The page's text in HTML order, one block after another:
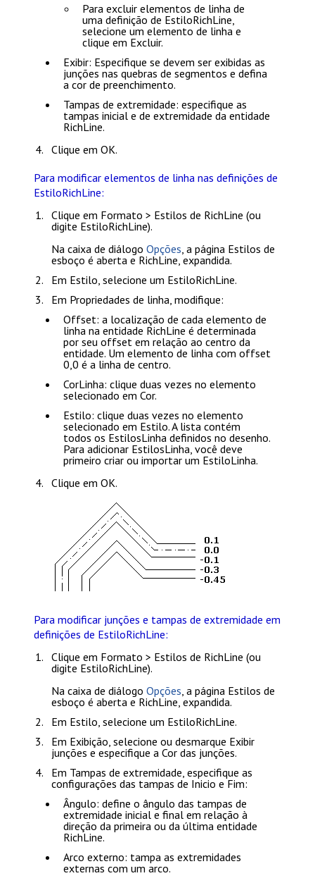
Para excluir elementos de linha de
uma definição de EstiloRichLine,
selecione um elemento de linha e
clique em Excluir.
Exibir: Especifique se devem ser exibidas as
junções nas quebras de segmentos e defina
a cor de preenchimento.
Tampas de extremidade: especifique as
tampas inicial e de extremidade da entidade
RichLine.
Clique emOK.
Para modificar elementos de linha nas definições de
EstiloRichLine:
Clique em Formato > Estilos de RichLine (ou
digite EstiloRichLine).
Na caixa de diálogoOpções , a página Estilos de
esboço é aberta e RichLine , expandida.
Em Estilo , selecione um EstiloRichLine.
Em Propriedades de linha , modifique:
Offset: a localização de cada elemento de
linha na entidade RichLine é determinada
por seu offset em relação ao centro da
entidade. Um elemento de linha com offset
0,0 é a linha de centro.
CorLinha: clique duas vezes no elemento
selecionado em Cor.
Estilo: clique duas vezes no elemento
selecionado em Estilo. A lista contém
todos os EstilosLinha definidos no desenho.
Para adicionar EstilosLinha, você deve
primeiro criar ou importar um EstiloLinha.
Clique emOK.
Para modificar junções e tampas de extremidade em
definições de EstiloRichLine:
Clique em Formato > Estilos de RichLine (ou
digite EstiloRichLine).
Na caixa de diálogoOpções, a página Estilos de
esboço é aberta e RichLine, expandida.
Em Estilo, selecione um EstiloRichLine.
Em Exibição, selecione ou desmarque Exibir
junções e especifique aCor das junções.
Em Tampas de extremidade, especifique as
configurações das tampas de Inicio e Fim:
Ângulo: define o ângulo das tampas de
extremidade inicial e final em relação à
direção da primeira ou da última entidade
RichLine.
Arco externo: tampa as extremidades
externas com um arco.